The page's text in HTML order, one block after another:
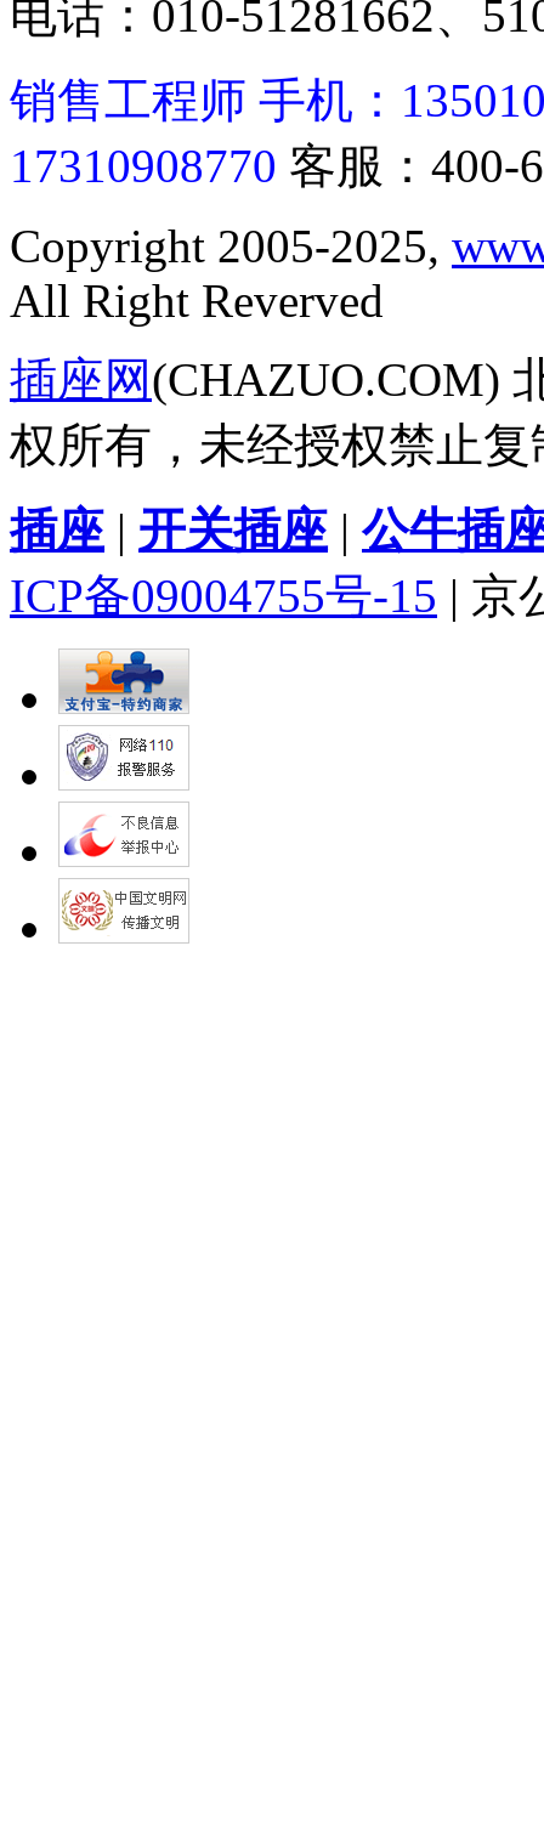
电话：010-51281662、
销售工程师 手机：
17310908770 客服：400-
Copyright 2005-2025,
All Right Reverved
插座网(CHAZUO.COM)
权所有，未经授权禁止
插座 | 开关插座 | 公牛插
ICP备09004755号-15 | 京